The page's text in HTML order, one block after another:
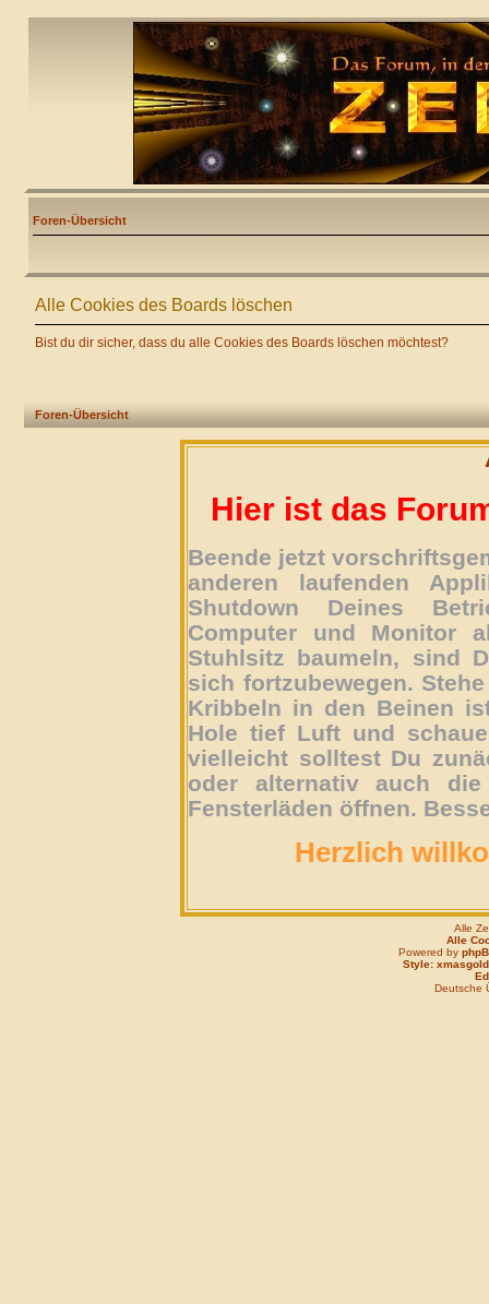
Foren-Übersicht
Alle Cookies des Boards löschen
Bist du dir sicher, dass du alle Cookies des Boards löschen möchtest?
Foren-Übersicht
Hier ist das
Beende jetzt
anderen laufenden
Shutdown Deines
Computer und Monitor
Stuhlsitz baumeln, sind
sich fortzubewegen.
Kribbeln in den Beinen
Hole tief Luft und
vielleicht solltest Du
oder alternativ auch
Fensterläden öffnen.
Herzlich
Alle
Alle
Powered by
Style: xmasgold
Deutsche